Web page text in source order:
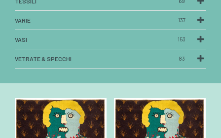
VARIE 137
VASI 153
VETRATE & SPECCHI 83